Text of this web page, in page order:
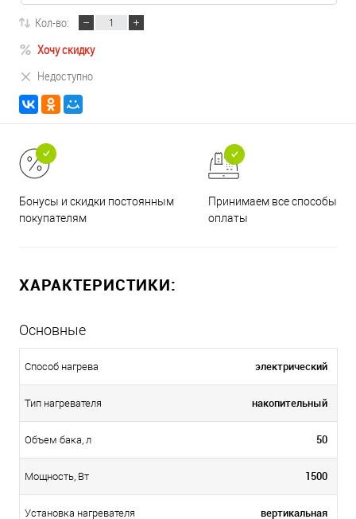
Кол-во:
Хочу скидку
Недоступно
Бонусы и скидки постоянным
покупателям
Принимаем все способы
оплаты
ХАРАКТЕРИСТИКИ:
Основные
Способ нагрева электрический
Тип нагревателя накопительный
Объем бака, л 50
Мощность, Вт 1500
Установка нагревателя вертикальная